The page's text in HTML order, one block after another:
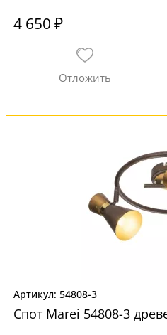
4 650 ₽
54808-3
Спот Marei 54808-3